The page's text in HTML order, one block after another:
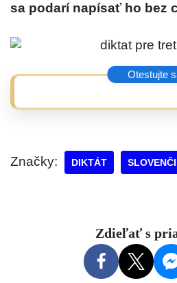
sa podarí napísať ho bez
Značky: DIKTÁT
Zdieľať s